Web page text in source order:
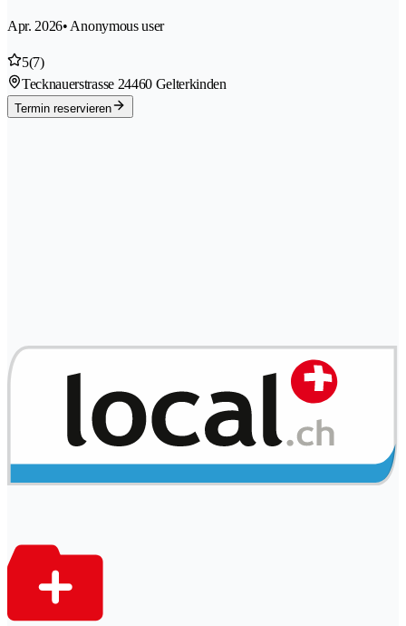
Apr. 2026• Anonymous user
5(7)
Tecknauerstrasse 24460 Gelterkinden
Termin reservieren